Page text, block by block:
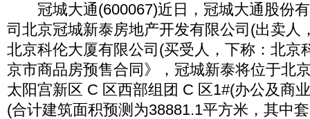
冠城大通(600067)近日，冠城大通股份有
司北京冠城新泰房地产开发有限公司(出卖人
北京科伦大厦有限公司(买受人，下称：北京
京市商品房预售合同》，冠城新泰将位于北
太阳宫新区 C 区西部组团 C 区1#(办公及商
(合计建筑面积预测为38881.1平方米，其中